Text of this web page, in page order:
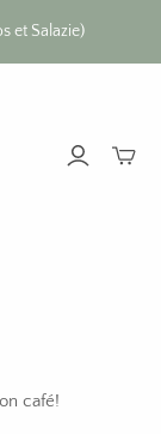
et Salazie)
café!